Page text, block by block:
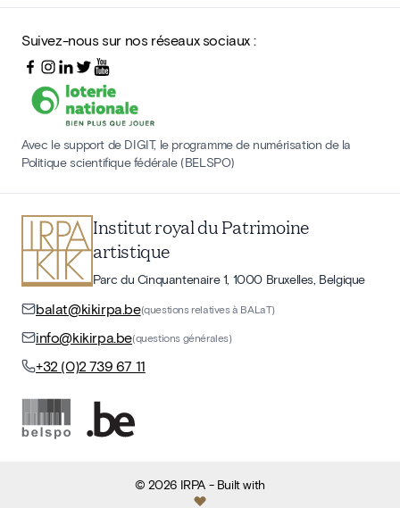
Suivez-nous sur nos réseaux sociaux :
Avec le support de DIGIT, le programme de numérisation de la
Politique scientifique fédérale (BELSPO)
Institut royal du Patrimoine
artistique
Parc du Cinquantenaire 1, 1000 Bruxelles, Belgique
balat@kikirpa.be(questions relatives à BALaT)
info@kikirpa.be(questions générales)
+32 (0)2 739 67 11
©2026 IRPA- Built with